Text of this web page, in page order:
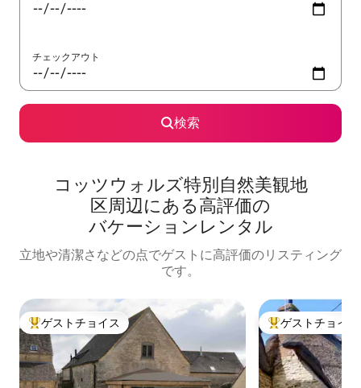
チェックアウト
検索
コッツウォルズ特別自然美観地
区⁠周⁠辺⁠に⁠あ⁠る高⁠評⁠価⁠の
バ⁠ケ⁠ー⁠シ⁠ョ⁠ン⁠レ⁠ン⁠タ⁠ル
立地や清潔さなどの点でゲストに高評価のリスティング
です。
大好評のゲストチョイスです。
ゲストチョイス 大好評のゲスト
ゲストチョイス